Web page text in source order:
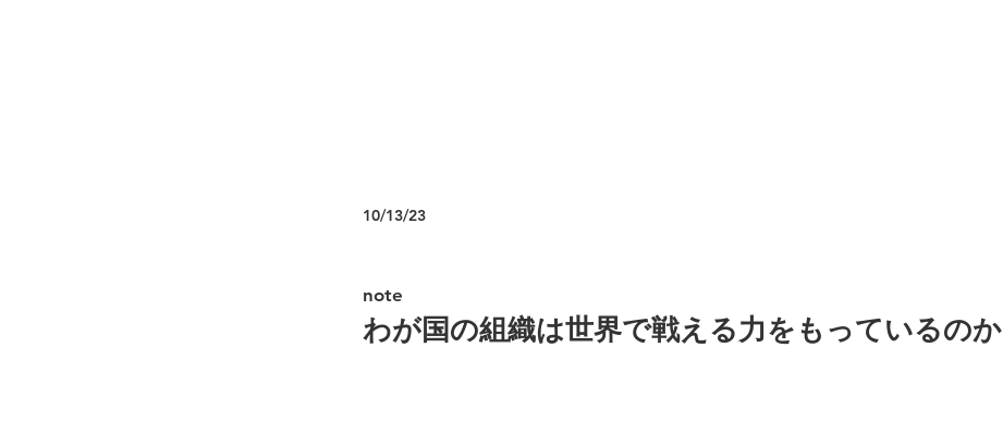
10/13/23
note
わが国の組織は世界で戦える力をもっているのか